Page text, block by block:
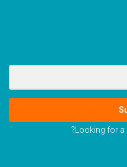
Looking for a